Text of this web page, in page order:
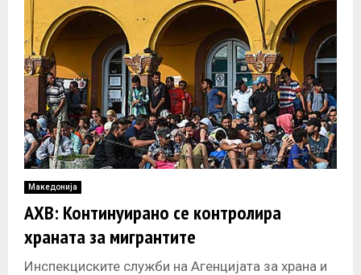
Македонија
АХВ: Континуирано се контролира
храната за мигрантите
Инспекциските служби на Агенцијата за храна и